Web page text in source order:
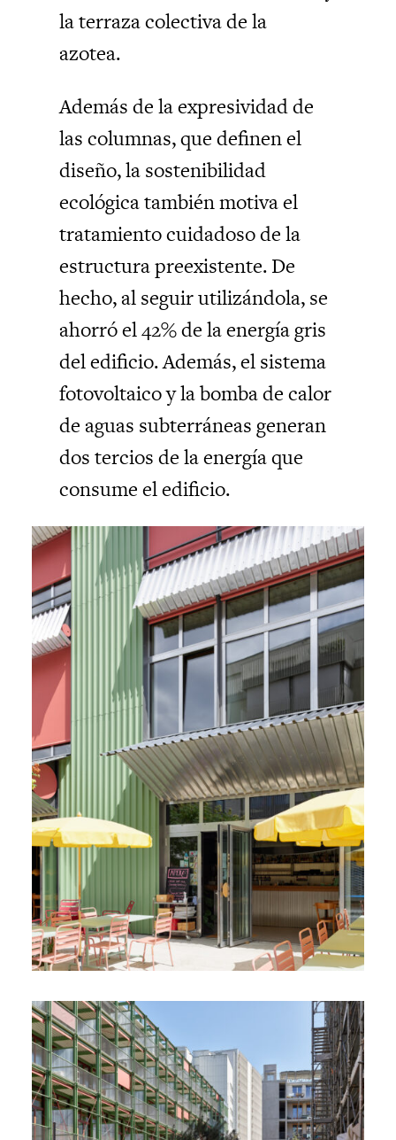
la terraza colectiva de la
azotea.
Además de la expresividad de
las columnas, que definen el
diseño, la sostenibilidad
ecológica también motiva el
tratamiento cuidadoso de la
estructura preexistente. De
hecho, al seguir utilizándola, se
ahorró el 42% de la energía gris
del edificio. Además, el sistema
fotovoltaico y la bomba de calor
de aguas subterráneas generan
dos tercios de la energía que
consume el edificio.